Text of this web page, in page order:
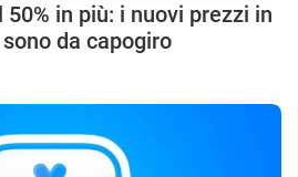
in più: i nuovi prezzi in
da capogiro